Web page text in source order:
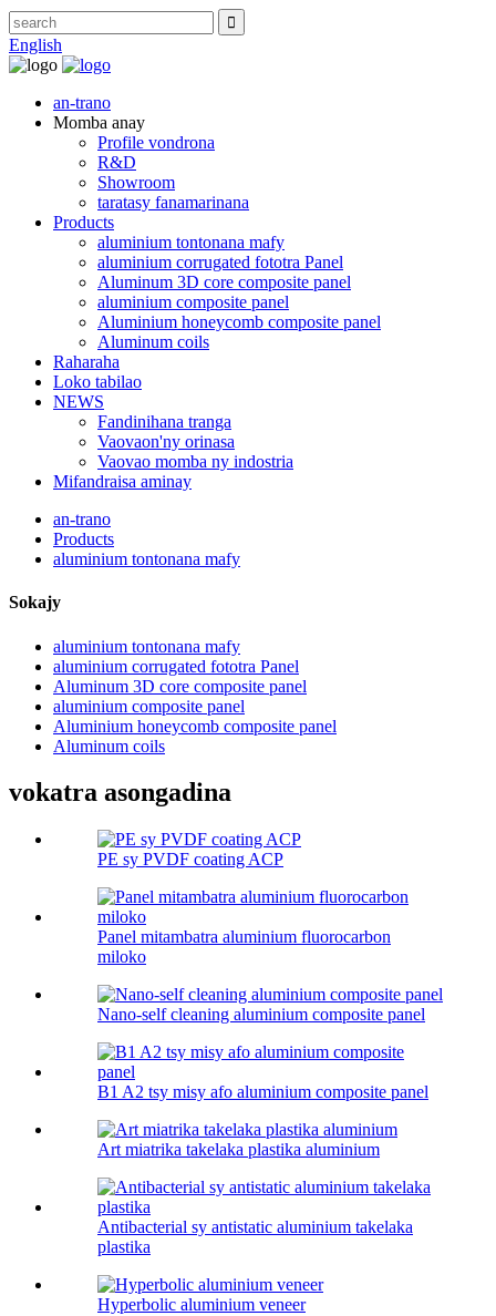
English
an-trano
Momba anay
Profile vondrona
R&D
Showroom
taratasy fanamarinana
Products
aluminium tontonana mafy
aluminium corrugated fototra Panel
Aluminum 3D core composite panel
aluminium composite panel
Aluminium honeycomb composite panel
Aluminum coils
Raharaha
Loko tabilao
NEWS
Fandinihana tranga
Vaovaon'ny orinasa
Vaovao momba ny indostria
Mifandraisa aminay
an-trano
Products
aluminium tontonana mafy
Sokajy
aluminium tontonana mafy
aluminium corrugated fototra Panel
Aluminum 3D core composite panel
aluminium composite panel
Aluminium honeycomb composite panel
Aluminum coils
vokatra asongadina
PE sy PVDF coating ACP
Panel mitambatra aluminium fluorocarbon
miloko
Nano-self cleaning aluminium composite panel
B1 A2 tsy misy afo aluminium composite panel
Art miatrika takelaka plastika aluminium
Antibacterial sy antistatic aluminium takelaka
plastika
Hyperbolic aluminium veneer